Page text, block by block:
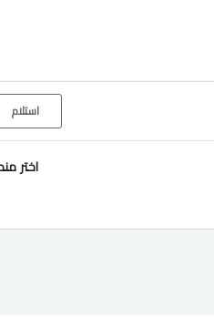
استلام
اختر